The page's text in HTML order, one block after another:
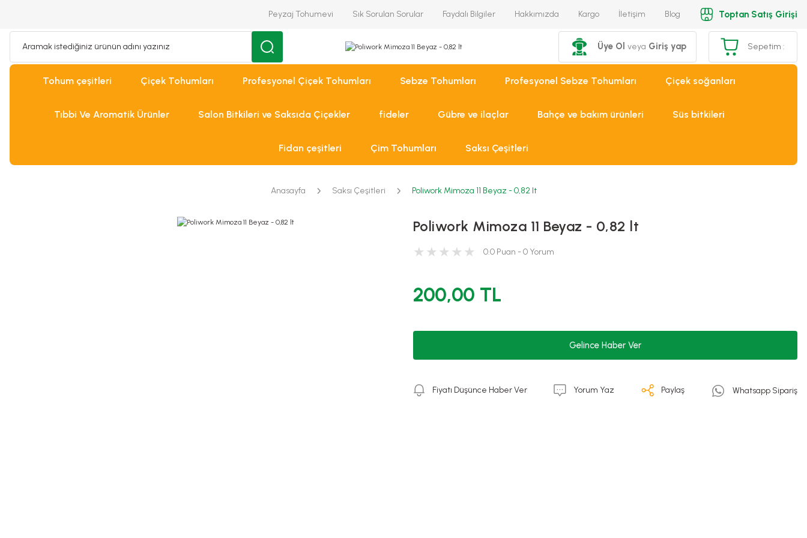
Peyzaj Tohumevi Sık Sorulan Sorular Faydalı Bilgiler Hakkımızda Kargo İletişim Blog Toptan Satış Girişi
Üye Ol veya Giriş yap Sepetim :
Tohum çeşitleri Çiçek Tohumları Profesyonel Çiçek Tohumları Sebze Tohumları Profesyonel Sebze Tohumları Çiçek soğanları
Tıbbi Ve Aromatik Ürünler Salon Bitkileri ve Saksıda Çiçekler fideler Gübre ve ilaçlar Bahçe ve bakım ürünleri Süs bitkileri
Fidan çeşitleri Çim Tohumları Saksı Çeşitleri
Anasayfa Saksı Çeşitleri Poliwork Mimoza 11 Beyaz - 0,82 lt
Poliwork Mimoza 11 Beyaz - 0,82 lt
0.0 Puan - 0 Yorum
200,00 TL
Gelince Haber Ver
Fiyatı Düşünce Haber Ver Yorum Yaz Paylaş Whatsapp Sipariş